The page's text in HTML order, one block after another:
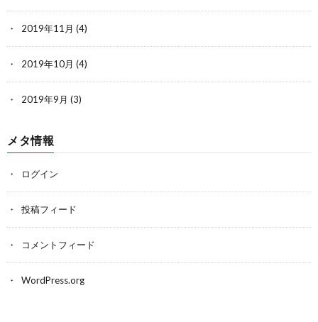
2019年11月 (4)
2019年10月 (4)
2019年9月 (3)
メタ情報
ログイン
投稿フィード
コメントフィード
WordPress.org